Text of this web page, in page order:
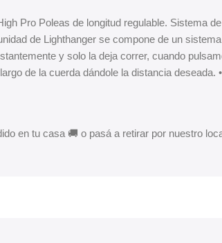
Pro Poleas de longitud regulable. Sistema
de Lighthanger se compone de un
y solo la deja correr, cuando
de la cuerda dándole la distancia
en tu casa 🚚 o pasá a retirar por nuestro